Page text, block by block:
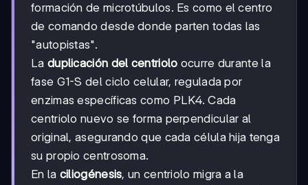
formación de microtúbulos. Es como el centro
de comando desde donde parten todas las
"autopistas".
La duplicación del centriolo ocurre durante la
fase G1-S del ciclo celular, regulada por
enzimas específicas como PLK4. Cada
centriolo nuevo se forma perpendicular al
original, asegurando que cada célula hija tenga
su propio centrosoma.
En la ciliogénesis, un centriolo migra a la